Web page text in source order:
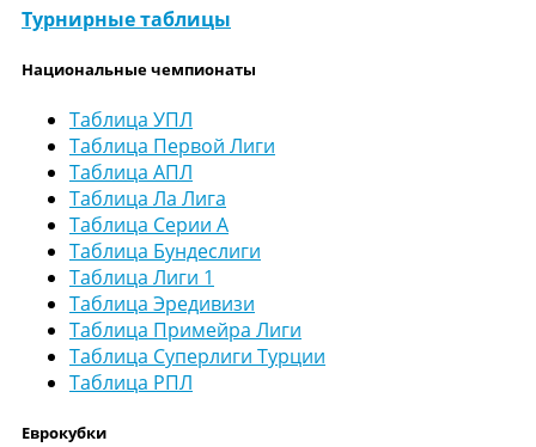
Турнирные таблицы
Национальные чемпионаты
Таблица УПЛ
Таблица Первой Лиги
Таблица АПЛ
Таблица Ла Лига
Таблица Серии А
Таблица Бундеслиги
Таблица Лиги 1
Таблица Эредивизи
Таблица Примейра Лиги
Таблица Суперлиги Турции
Таблица РПЛ
Еврокубки